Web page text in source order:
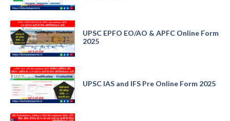
UPSC EPFO EO/AO & APFC Online Form
2025
UPSC IAS and IFS Pre Online Form 2025